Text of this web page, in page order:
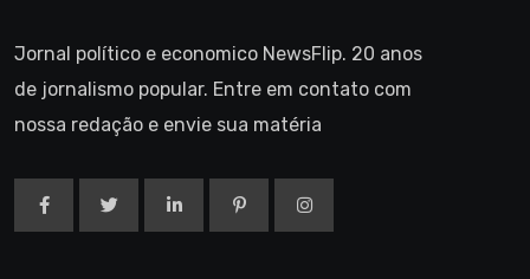
Jornal político e economico NewsFlip. 20 anos
de jornalismo popular. Entre em contato com
nossa redação e envie sua matéria